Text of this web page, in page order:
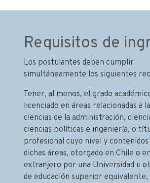
Requisitos de
Los postulantes deben cumplir
simultáneamente los siguientes
Tener, al menos, el grado
licenciado en áreas relacionadas a
ciencias de la administración,
ciencias políticas e ingeniería, o
profesional cuyo nivel y contenidos
dichas áreas, otorgado en Chile o
extranjero por una Universidad u
de educación superior equivalente,